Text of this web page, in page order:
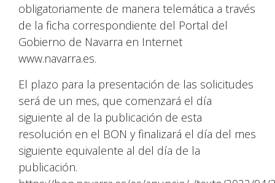
obligatoriamente de manera telemática a través
de la ficha correspondiente del Portal del
Gobierno de Navarra en Internet
www.navarra.es.
El plazo para la presentación de las solicitudes
será de un mes, que comenzará el día
siguiente al de la publicación de esta
resolución en el BON y finalizará el día del mes
siguiente equivalente al del día de la
publicación.